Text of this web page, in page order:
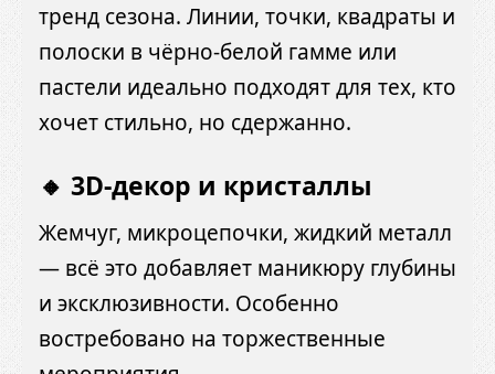
тренд сезона. Линии, точки, квадраты и
полоски в чёрно-белой гамме или
пастели идеально подходят для тех, кто
хочет стильно, но сдержанно.
🔸 3D-декор и кристаллы
Жемчуг, микроцепочки, жидкий металл
— всё это добавляет маникюру глубины
и эксклюзивности. Особенно
востребовано на торжественные